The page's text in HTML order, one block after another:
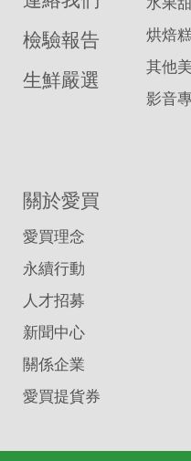
檢驗報告
生鮮嚴選
烘焙
其他
影音
關於愛買
愛買理念
永續行動
人才招募
新聞中心
關係企業
愛買提貨券